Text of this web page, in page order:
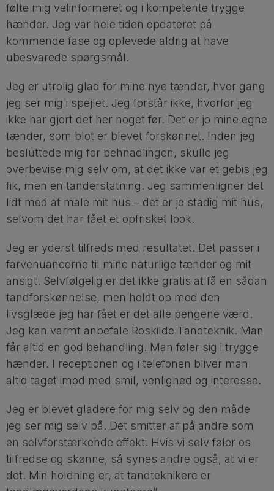
følte mig velinformeret og i kompetente trygge
hænder. Jeg var hele tiden opdateret på
kommende fase og oplevede aldrig at have
ubesvarede spørgsmål.
Jeg er utrolig glad for mine nye tænder, hver gang
jeg ser mig i spejlet. Jeg forstår ikke, hvorfor jeg
ikke har gjort det her noget før. Det er jo mine egne
tænder, som blot er blevet forskønnet. Inden jeg
besluttede mig for behnadlingen, skulle jeg
overbevise mig selv om, at det ikke var et gebis jeg
fik, men en tanderstatning. Jeg sammenligner det
lidt med at male mit hus – det er jo stadig mit hus,
selvom det har fået et opfrisket look.
Jeg er yderst tilfreds med resultatet. Det passer i
farvenuancerne til mine naturlige tænder og mit
ansigt. Selvfølgelig er det ikke gratis at få en sådan
tandforskønnelse, men holdt op mod den
livsglæde jeg har fået er det alle pengene værd.
Jeg kan varmt anbefale Roskilde Tandteknik. Man
får altid en god behandling. Man føler sig i trygge
hænder. I receptionen og i telefonen bliver man
altid taget imod med smil, venlighed og interesse.
Jeg er blevet gladere for mig selv og den måde
jeg ser mig selv på. Det smitter af på andre som
en selvforstærkende effekt. Hvis vi selv føler os
tilfredse og skønne, så synes andre også, at vi er
det. Min holdning er, at tandteknikere er